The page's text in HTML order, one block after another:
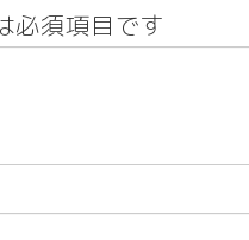
必須項目です